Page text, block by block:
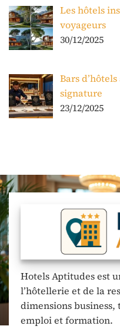
Les hôtels
voyageurs
30/12/2025
Bars
signature
23/12/2025
Hotels Aptitudes est
l’hôtellerie et de la
dimensions
emploi et formation.